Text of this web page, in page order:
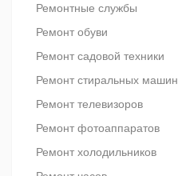
Ремонтные службы
Ремонт обуви
Ремонт садовой техники
Ремонт стиральных машин
Ремонт телевизоров
Ремонт фотоаппаратов
Ремонт холодильников